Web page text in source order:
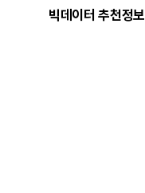
빅데이터 추천정보